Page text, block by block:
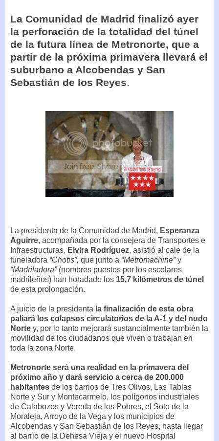
La Comunidad de Madrid finalizó ayer
la perforación de la totalidad del túnel
de la futura línea de Metronorte, que a
partir de la próxima primavera llevará el
suburbano a Alcobendas y San
Sebastián de los Reyes.
La presidenta de la Comunidad de Madrid, Esperanza
Aguirre, acompañada por la consejera de Transportes e
Infraestructuras, Elvira Rodríguez, asistió al cale de la
tuneladora “Chotis”, que junto a “Metromachine”y
“Madriladora”(nombres puestos por los escolares
madrileños) han horadado los 15,7 kilómetros de túnel
de esta prolongación.
A juicio de la presidenta la finalización de esta obra
paliará los colapsos circulatorios de la A-1 y del nudo
Norte y, por lo tanto mejorará sustancialmente también la
movilidad de los ciudadanos que viven o trabajan en
toda la zona Norte.
Metronorte será una realidad en la primavera del
próximo año y dará servicio a cerca de 200.000
habitantes de los barrios de Tres Olivos, Las Tablas
Norte y Sur y Montecarmelo, los polígonos industriales
de Calabozos y Vereda de los Pobres, el Soto de la
Moraleja, Arroyo de la Vega y los municipios de
Alcobendas y San Sebastián de los Reyes, hasta llegar
al barrio de la Dehesa Vieja y el nuevo Hospital